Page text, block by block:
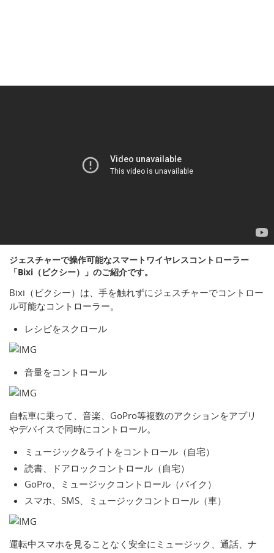
ジェスチャーで操作可能なスマートワイヤレスコントローラー
「Bixi（ビクシー）」のご紹介です。
Bixi（ビクシー）は、手を触れずにジェスチャーでコントロー
ル可能なコントローラー。
レシピをスクロール
音量をコントロール
自転車に乗って、音楽、GoPro等複数のアクションをアプリ
やデバイスで同時にコントロール。
ミュージック&ライトをコントロール（自宅）
読書、ドアロックコントロール（自宅）
GoPro、ミュージックコントロール（バイク）
スマホ、SMS、ミュージックコントロール（車）
運転中スマホを見ることなく安全にミュージック、通話、ナ